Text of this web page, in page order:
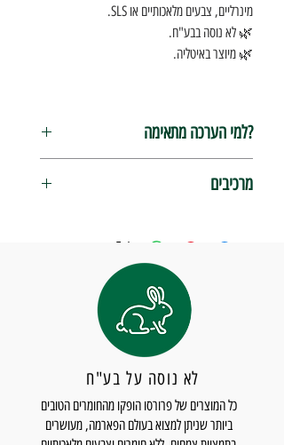
מינרליים, צבעים מלאכותיים או SLS.
🌿 לא נוסה בבע"ח.
🌿 מיוצר באיטליה.
?למי הערכה מתאימה
הקלאסית.
מתאים למי שסובל מגירויים ואדמומיות במהלך
הגילוח ואחריו.
מרכיבים
מכיל שמן אקליפטוס ומנטה
Aqua, stearic acid, coconut oil, potassium
hydroxide, glycerin, lactic acid, sodium
hydroxide, menthol, camphor
תמצית שמן אקליפטוס, שמן הממליס ושמן מנטה
Alcohol Denat., Aqua (Water/Eau),
Glycerin, Hamamelis virginiana (Witch
לא נוסה על בע"ח
כל המוצרים של פרורסו הופקו מהחומרים הטובים
ביותר שניתן למצוא בעולם הפארמה, מעושרים